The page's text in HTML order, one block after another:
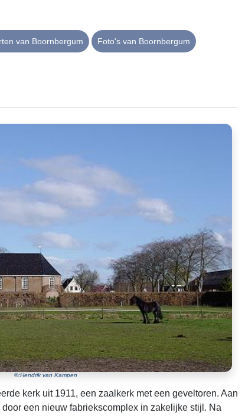
van Boornbergum Foto's van Boornbergum
©:Hendrik van Kampen
kerk uit 1911, een zaalkerk met een geveltoren. Aan
een nieuw fabriekscomplex in zakelijke stijl. Na